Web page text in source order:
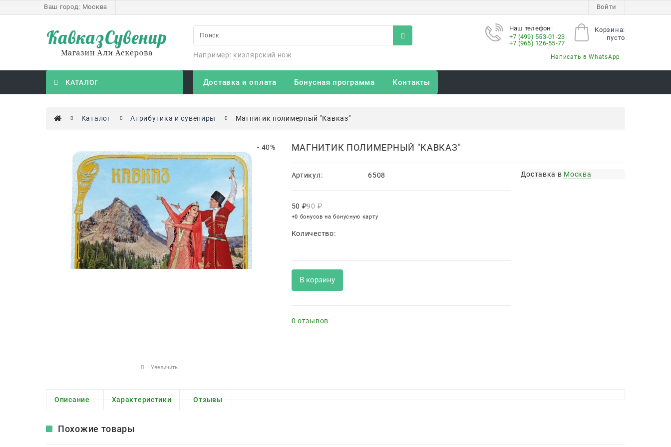
Ваш город: Москва Войти
Например: кизлярский нож
Корзина:
пусто
Наш телефон:
+7 (499) 553-01-23
+7 (965) 126-55-77
Написать в WhatsApp
КАТАЛОГ Доставка и оплата Бонусная программа Контакты
Каталог Атрибутика и сувениры Магнитик полимерный "Кавказ"
- 40%
Увеличить
МАГНИТИК ПОЛИМЕРНЫЙ "КАВКАЗ"
Артикул: 6508
90 ₽
50 ₽
+0 бонусов на бонусную карту
Количество:
В корзину
0 отзывов
Доставка в Москва
Описание Характеристики Отзывы
Похожие товары